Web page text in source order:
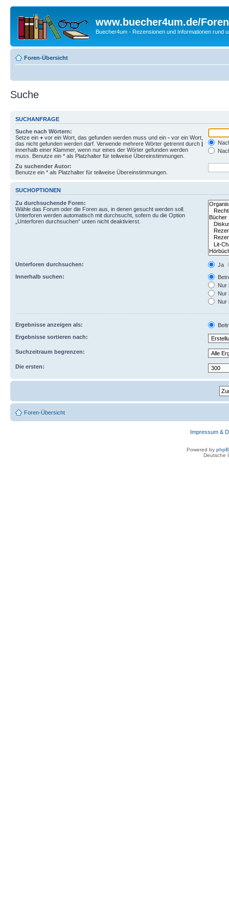
www.buecher4um.de/Foren
Buecher4um - Rezensionen und Informationen rund
Foren-Übersicht
Suche
SUCHANFRAGE
Suche nach Wörtern:
Setze ein + vor ein Wort, das gefunden werden muss und ein - vor ein Wort,
das nicht gefunden werden darf. Verwende mehrere Wörter getrennt durch |
innerhalb einer Klammer, wenn nur eines der Wörter gefunden werden
muss. Benutze ein * als Platzhalter für teilweise Übereinstimmungen.
Zu suchender Autor:
Benutze ein * als Platzhalter für teilweise Übereinstimmungen.
SUCHOPTIONEN
Zu durchsuchende Foren:
Wähle das Forum oder die Foren aus, in denen gesucht werden soll.
Unterforen werden automatisch mit durchsucht, sofern du die Option
„Unterforen durchsuchen“ unten nicht deaktivierst.
Unterforen durchsuchen:
Ja
Innerhalb suchen:
Nur
Nur
Nur
Ergebnisse anzeigen als:
Ergebnisse sortieren nach:
Suchzeitraum begrenzen:
Die ersten:
Foren-Übersicht
Impressum &
Powered by
Deutsche